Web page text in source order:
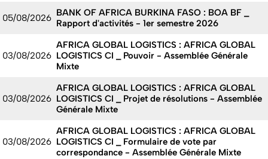
05/08/2026 BANK OF AFRICA BURKINA FASO : BOA BF _
Rapport d'activités - 1er semestre 2026
03/08/2026
AFRICA GLOBAL LOGISTICS : AFRICA GLOBAL
LOGISTICS CI _ Pouvoir - Assemblée Générale
Mixte
03/08/2026
AFRICA GLOBAL LOGISTICS : AFRICA GLOBAL
LOGISTICS CI _ Projet de résolutions - Assemblée
Générale Mixte
03/08/2026
AFRICA GLOBAL LOGISTICS : AFRICA GLOBAL
LOGISTICS CI _ Formulaire de vote par
correspondance - Assemblée Générale Mixte